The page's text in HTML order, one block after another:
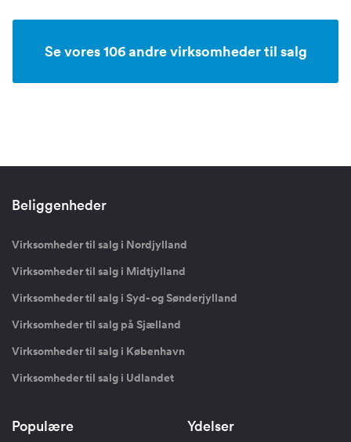
Se vores 106 andre virksomheder til salg
Beliggenheder
Virksomheder til salg i Nordjylland
Virksomheder til salg i Midtjylland
Virksomheder til salg i Syd- og Sønderjylland
Virksomheder til salg på Sjælland
Virksomheder til salg i København
Virksomheder til salg i Udlandet
Populære Ydelser